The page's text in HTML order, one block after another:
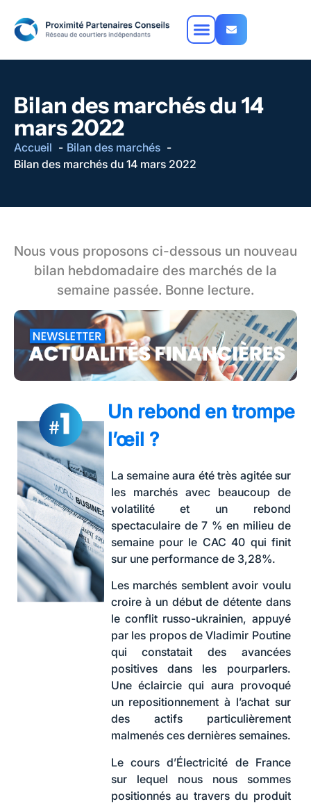
Bilan des marchés du 14
mars 2022
Accueil
Bilan des marchés
Bilan des marchés du 14 mars 2022
Nous vous proposons ci-dessous un nouveau
bilan hebdomadaire des marchés de la
semaine passée. Bonne lecture.
Un rebond en trompe
l’œil ?
La semaine aura été très agitée sur
les marchés avec beaucoup de
volatilité et un rebond
spectaculaire de 7 % en milieu de
semaine pour le CAC 40 qui finit
sur une performance de 3,28%.
Les marchés semblent avoir voulu
croire à un début de détente dans
le conflit russo-ukrainien, appuyé
par les propos de Vladimir Poutine
qui constatait des avancées
positives dans les pourparlers.
Une éclaircie qui aura provoqué
un repositionnement à l’achat sur
des actifs particulièrement
malmenés ces dernières semaines.
Le cours d’Électricité de France
sur lequel nous nous sommes
positionnés au travers du produit